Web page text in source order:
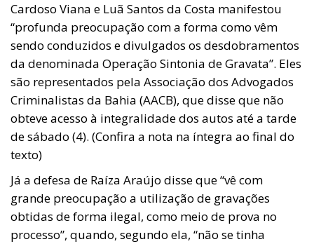
Cardoso Viana e Luã Santos da Costa manifestou
“profunda preocupação com a forma como vêm
sendo conduzidos e divulgados os desdobramentos
da denominada Operação Sintonia de Gravata”. Eles
são representados pela Associação dos Advogados
Criminalistas da Bahia (AACB), que disse que não
obteve acesso à integralidade dos autos até a tarde
de sábado (4). (Confira a nota na íntegra ao final do
texto)
Já a defesa de Raíza Araújo disse que “vê com
grande preocupação a utilização de gravações
obtidas de forma ilegal, como meio de prova no
processo”, quando, segundo ela, “não se tinha